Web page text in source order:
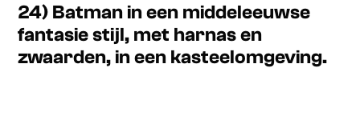
24) Batman in een middeleeuwse
fantasie stijl, met harnas en
zwaarden, in een kasteelomgeving.